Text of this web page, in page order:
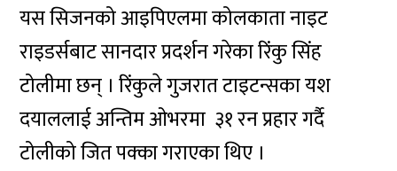
यस सिजनको आइपिएलमा कोलकाता नाइट
राइडर्सबाट सानदार प्रदर्शन गरेका रिंकु सिंह
टोलीमा छन् । रिंकुले गुजरात टाइटन्सका यश
दयाललाई अन्तिम ओभरमा ३१ रन प्रहार गर्दै
टोलीको जित पक्का गराएका थिए ।